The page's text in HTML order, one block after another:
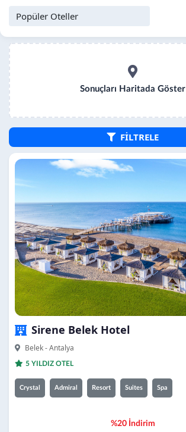
Sonuçları Haritada Göster
FİLTRELE
Sirene Belek Hotel
Belek - Antalya
5 YILDIZ OTEL
Crystal Admiral Resort Suites Spa
%20 İndirim